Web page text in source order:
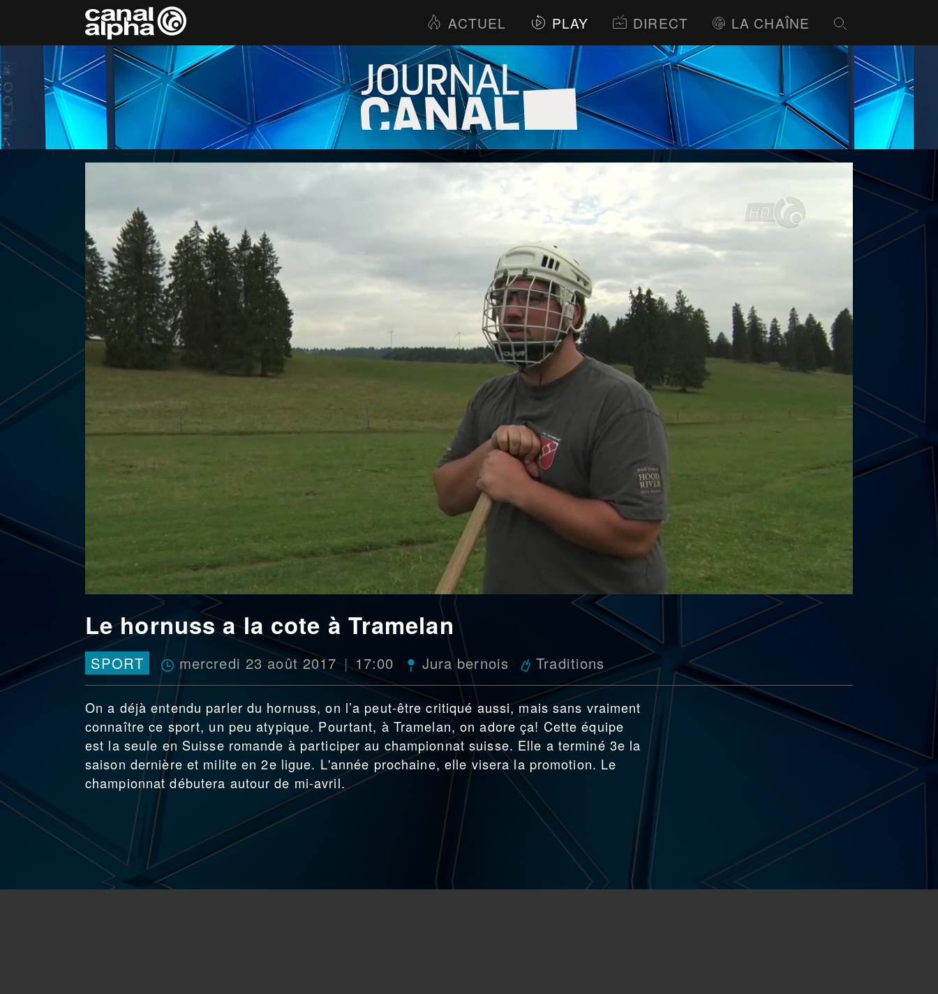
ACTUEL PLAY DIRECT LA CHAÎNE
Le hornuss a la cote à Tramelan
SPORT mercredi 23 août 2017 17:00 Jura bernois Traditions
On a déjà entendu parler du hornuss, on l’a peut-être critiqué aussi, mais sans vraiment
connaître ce sport, un peu atypique. Pourtant, à Tramelan, on adore ça! Cette équipe
est la seule en Suisse romande à participer au championnat suisse. Elle a terminé 3e la
saison dernière et milite en 2e ligue. L'année prochaine, elle visera la promotion. Le
championnat débutera autour de mi-avril.